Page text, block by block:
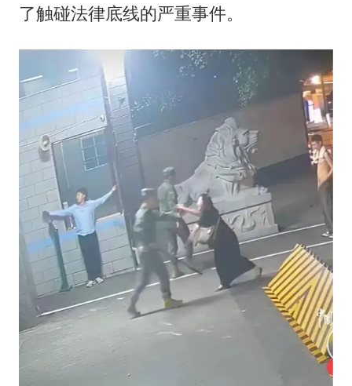
了触碰法律底线的严重事件。